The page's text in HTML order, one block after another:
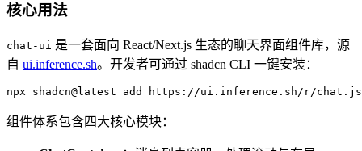
核心用法
chat-ui 是一套面向 React/Next.js 生态的聊天界面组件库，源
自 ui.inference.sh。开发者可通过 shadcn CLI 一键安装：
npx shadcn@latest add https://ui.inference.sh/r/
组件体系包含四大核心模块：